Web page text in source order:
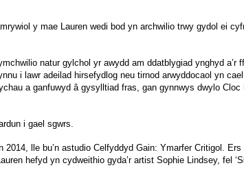
y mae Lauren wedi bod yn archwilio trwy gydol ei
natur gylchol yr awydd am ddatblygiad ynghyd a’r
i lawr adeilad hirsefydlog neu tirnod arwyddocaol yn
a ganfuwyd â gysylltiad fras, gan gynnwys dwylo Cloc
i gael sgwrs.
lle bu’n astudio Celfyddyd Gain: Ymarfer Critigol.
hefyd yn cydweithio gyda’r artist Sophie Lindsey, fel